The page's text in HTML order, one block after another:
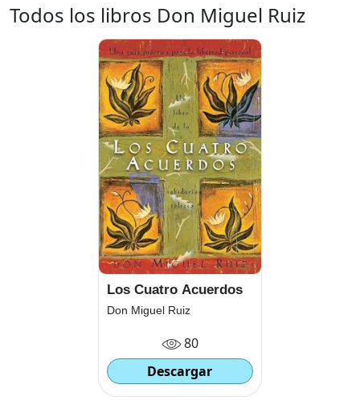
Todos los libros Don Miguel Ruiz
Los Cuatro Acuerdos
Don Miguel Ruiz
80
Descargar